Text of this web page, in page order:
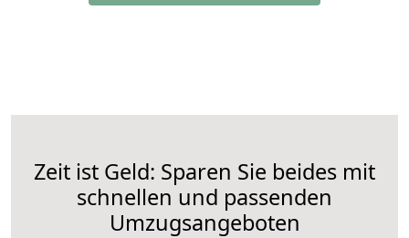
Zeit ist Geld: Sparen Sie beides mit
schnellen und passenden
Umzugsangeboten